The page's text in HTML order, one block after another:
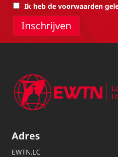
Ik heb de voorwaarden
Adres
EWTN.LC